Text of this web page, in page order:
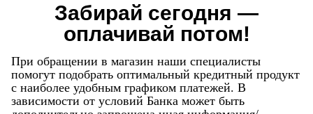
Забирай сегодня —
оплачивай потом!
При обращении в магазин наши специалисты
помогут подобрать оптимальный кредитный продукт
с наиболее удобным графиком платежей. В
зависимости от условий Банка может быть